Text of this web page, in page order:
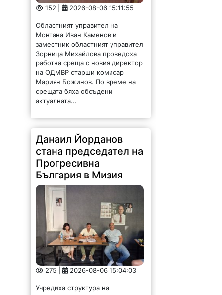
152 | 2026-08-06 15:11:55
Областният управител на
Монтана Иван Каменов и
заместник областният управител
Зорница Михайлова проведоха
работна среща с новия директор
на ОДМВР старши комисар
Мариян Божинов. По време на
срещата бяха обсъдени
актуалната...
Данаил Йорданов
стана председател на
Прогресивна
България в Мизия
275 | 2026-08-06 15:04:03
Учредиха структура на